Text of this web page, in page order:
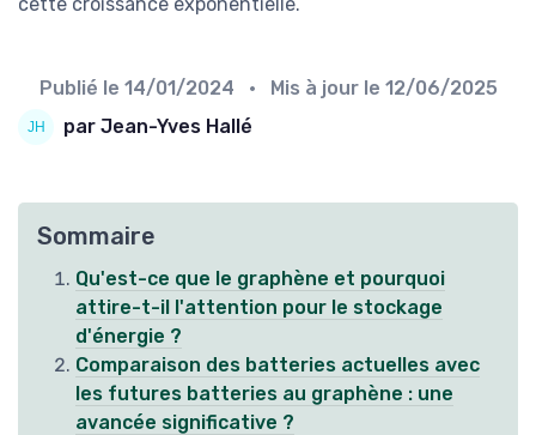
Publié le 14/01/2024 • Mis à jour le 12/06/2025
par Jean-Yves Hallé
Sommaire
Qu'est-ce que le graphène et pourquoi
attire-t-il l'attention pour le stockage
d'énergie ?
Comparaison des batteries actuelles avec
les futures batteries au graphène : une
avancée significative ?